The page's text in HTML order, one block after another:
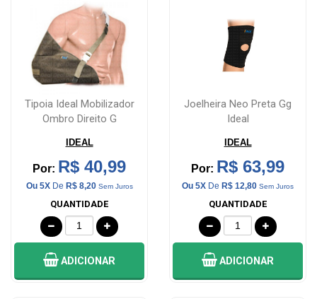
ATENDIMENTO
LOCALIZAÇÃO
CENTRAL
LOJAS
PRÓXIMA
CENTRAL
Tipoia Ideal Mobilizador
Ombro Direito G
IDEAL
Por: R$ 40,99
Ou 5XDe R$ 8,20 Sem Juros
QUANTIDADE
ADICIONAR
Joelheira Neo Preta Gg
Ideal
IDEAL
Por: R$ 63,99
Ou 5X De R$ 12,80 Sem Juros
QUANTIDADE
ADICIONAR